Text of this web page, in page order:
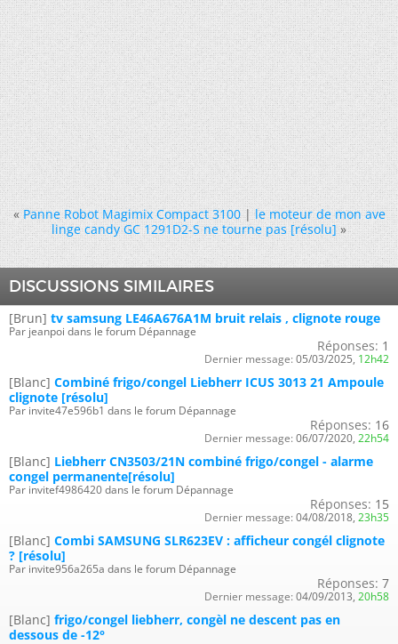
« Panne Robot Magimix Compact 3100|le moteur de mon ave
linge candy GC 1291D2-S ne tourne pas [résolu] »
DISCUSSIONS SIMILAIRES
[Brun] tv samsung LE46A676A1M bruit relais , clignote rouge
Par jeanpoi dans le forum Dépannage
Réponses: 1
Dernier message: 05/03/2025, 12h42
[Blanc] Combiné frigo/congel Liebherr ICUS 3013 21 Ampoule
clignote [résolu]
Par invite47e596b1 dans le forum Dépannage
Réponses: 16
Dernier message: 06/07/2020, 22h54
[Blanc] Liebherr CN3503/21N combiné frigo/congel - alarme
congel permanente[résolu]
Par invitef4986420 dans le forum Dépannage
Réponses: 15
Dernier message: 04/08/2018, 23h35
[Blanc] Combi SAMSUNG SLR623EV : afficheur congél clignote
? [résolu]
Par invite956a265a dans le forum Dépannage
Réponses: 7
Dernier message: 04/09/2013, 20h58
[Blanc] frigo/congel liebherr, congèl ne descent pas en
dessous de -12°